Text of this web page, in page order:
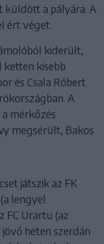
küldött a pályára. A
ért véget.
kiderült,
kisebb
és Csala Róbert
A
mérkőzés
megsérült, Bakos
játszik az FK
lengyel
FC Urartu (az
héten szerdán